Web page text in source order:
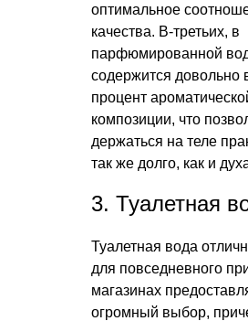
оптимальное
качества. В-третьих, в
парфюмированной
содержится довольно
процент
композиции, что
держаться на теле
так же долго, как и
3. Туалетная
Туалетная вода
для повседневного
магазинах
огромный выбор,